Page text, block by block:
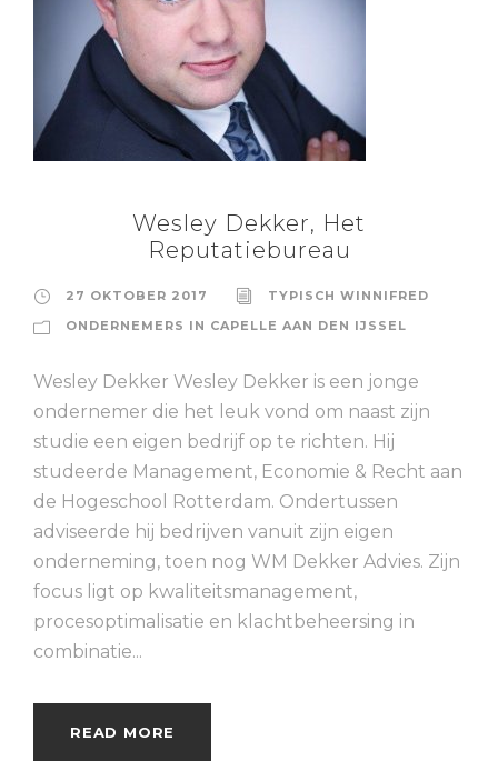
Wesley Dekker, Het
Reputatiebureau
27 OKTOBER 2017
TYPISCH WINNIFRED
ONDERNEMERS IN CAPELLE AAN DEN IJSSEL
Wesley Dekker Wesley Dekker is een jonge
ondernemer die het leuk vond om naast zijn
studie een eigen bedrijf op te richten. Hij
studeerde Management, Economie & Recht aan
de Hogeschool Rotterdam. Ondertussen
adviseerde hij bedrijven vanuit zijn eigen
onderneming, toen nog WM Dekker Advies. Zijn
focus ligt op kwaliteitsmanagement,
procesoptimalisatie en klachtbeheersing in
combinatie...
READ MORE